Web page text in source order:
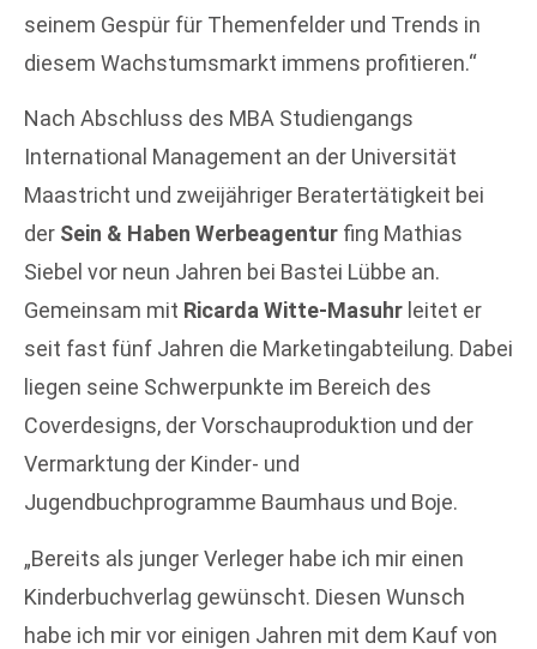
seinem Gespür für Themenfelder und Trends in
diesem Wachstumsmarkt immens profitieren.“
Nach Abschluss des MBA Studiengangs
International Management an der Universität
Maastricht und zweijähriger Beratertätigkeit bei
der Sein & Haben Werbeagentur fing Mathias
Siebel vor neun Jahren bei Bastei Lübbe an.
Gemeinsam mit Ricarda Witte-Masuhr leitet er
seit fast fünf Jahren die Marketingabteilung. Dabei
liegen seine Schwerpunkte im Bereich des
Coverdesigns, der Vorschauproduktion und der
Vermarktung der Kinder- und
Jugendbuchprogramme Baumhaus und Boje.
„Bereits als junger Verleger habe ich mir einen
Kinderbuchverlag gewünscht. Diesen Wunsch
habe ich mir vor einigen Jahren mit dem Kauf von